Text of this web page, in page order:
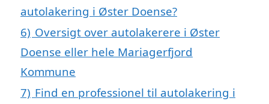
autolakering i Øster Doense?
6) Oversigt over autolakerere i Øster
Doense eller hele Mariagerfjord
Kommune
7) Find en professionel til autolakering i